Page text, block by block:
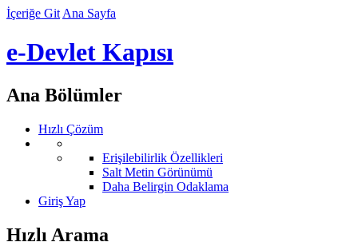
İçeriğe Git Ana Sayfa
e-Devlet Kapısı
Ana Bölümler
Hızlı Çözüm
Erişilebilirlik Özellikleri
Salt Metin Görünümü
Daha Belirgin Odaklama
Giriş Yap
Hızlı Arama